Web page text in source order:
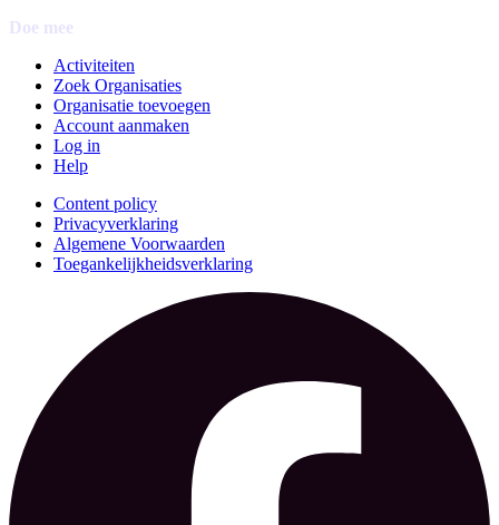
Doe mee
Activiteiten
Zoek Organisaties
Organisatie toevoegen
Account aanmaken
Log in
Help
Content policy
Privacyverklaring
Algemene Voorwaarden
Toegankelijkheidsverklaring